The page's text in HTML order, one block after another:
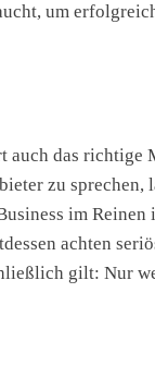
um
auch das richtige
zu sprechen,
im Reinen
achten
gilt: Nur